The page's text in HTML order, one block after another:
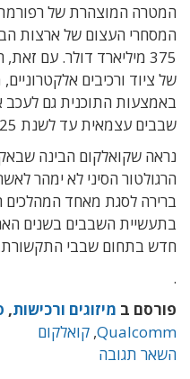
המטרה המוצהרת של רפורמת
375 מיליארד דולר. עם
של ציוד ורכיבים
באמצעות התוכנית גם לעכב
שבבים עצמאית עד לשנת 2025.
נראה שקואלקום הבינה
הרגולטור הסיני לא ימהר
ברירה לסגת מאחד המהלכים
בתעשיית השבבים בשנים
חדש בתחום שבבי
.
פורסם ב מיזוגים ורכישות,
Qualcomm
, קואלקום
השאר תגובה